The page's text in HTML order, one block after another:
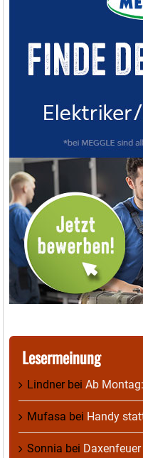
Lesermeinung
Lindnerbei Ab
Mufasa bei Handy
Sonnia bei